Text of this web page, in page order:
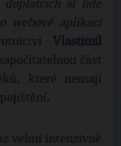
doplatcích si lidé
webové aplikaci
Vlastimil
část
které nemají
velmi intenzivně